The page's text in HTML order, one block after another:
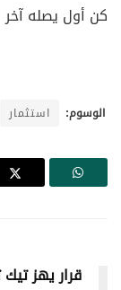
كن أول يصله آخر
الوسوم: استثمار
قرار يهز